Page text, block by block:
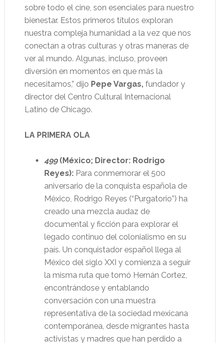
sobre todo el cine, son esenciales para nuestro
bienestar. Estos primeros títulos exploran
nuestra compleja humanidad a la vez que nos
conectan a otras culturas y otras maneras de
ver al mundo. Algunas, incluso, proveen
diversión en momentos en que más la
necesitamos,” dijo Pepe Vargas,fundador y
director del Centro Cultural Internacional
Latino de Chicago.
LA PRIMERA OLA
499 (México; Director: Rodrigo
Reyes): Para conmemorar el 500
aniversario de la conquista española de
México, Rodrigo Reyes (“Purgatorio”) ha
creado una mezcla audaz de
documental y ficción para explorar el
legado continuo del colonialismo en su
país. Un conquistador español llega al
México del siglo XXI y comienza a seguir
la misma ruta que tomó Hernán Cortez,
encontrándose y entablando
conversación con una muestra
representativa de la sociedad mexicana
contemporánea, desde migrantes hasta
activistas y madres que han perdido a